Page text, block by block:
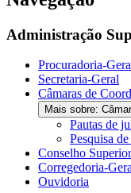
activates
screen
help
navigate
content.
Administração
Procuradoria-
Secretaria-Geral
Câmaras de
Mais sobre:
Pautas de
Pesquisa
Conselho Superior
Corregedoria-
Ouvidoria